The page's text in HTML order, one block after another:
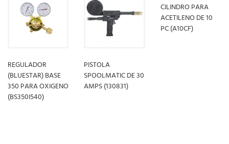
REGULADOR
(BLUESTAR) BASE
350 PARA OXIGENO
(BS350I540)
PISTOLA
SPOOLMATIC DE 30
AMPS (130831)
CILINDRO PARA
ACETILENO DE 10
PC (A10CF)